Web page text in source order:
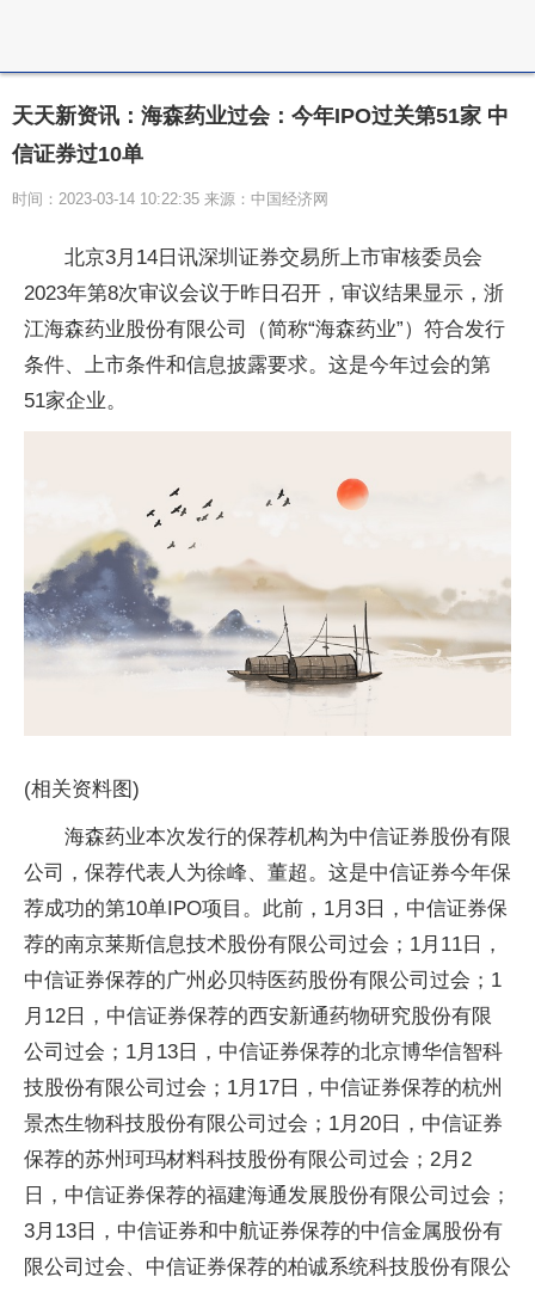
天天新资讯：海森药业过会：今年IPO过关第51家 中
信证券过10单
时间：2023-03-14 10:22:35 来源：中国经济网
北京3月14日讯深圳证券交易所上市审核委员会
2023年第8次审议会议于昨日召开，审议结果显示，浙
江海森药业股份有限公司（简称“海森药业”）符合发行
条件、上市条件和信息披露要求。这是今年过会的第
51家企业。
(相关资料图)
海森药业本次发行的保荐机构为中信证券股份有限
公司，保荐代表人为徐峰、董超。这是中信证券今年保
荐成功的第10单IPO项目。此前，1月3日，中信证券保
荐的南京莱斯信息技术股份有限公司过会；1月11日，
中信证券保荐的广州必贝特医药股份有限公司过会；1
月12日，中信证券保荐的西安新通药物研究股份有限
公司过会；1月13日，中信证券保荐的北京博华信智科
技股份有限公司过会；1月17日，中信证券保荐的杭州
景杰生物科技股份有限公司过会；1月20日，中信证券
保荐的苏州珂玛材料科技股份有限公司过会；2月2
日，中信证券保荐的福建海通发展股份有限公司过会；
3月13日，中信证券和中航证券保荐的中信金属股份有
限公司过会、中信证券保荐的柏诚系统科技股份有限公